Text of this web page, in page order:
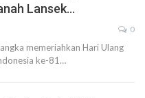
Lansek…
0
memeriahkan Hari Ulang
ke-81…